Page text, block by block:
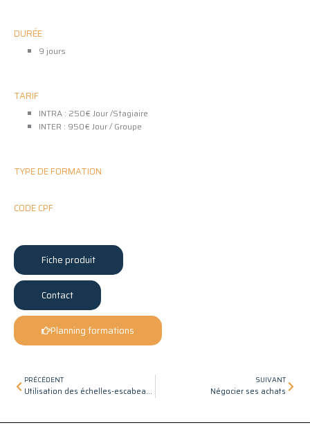
DURÉE
9 jours
TARIF
INTRA : 250€ Jour /Stagiaire
INTER : 950€ Jour / Groupe
TYPE DE FORMATION
CODE CPF
Fiche produit
Contact
Planning formations
Précédent
PRÉCÉDENT
Utilisation des échelles-escabeaux-PIRL
SUIVANT
Négocier ses achats